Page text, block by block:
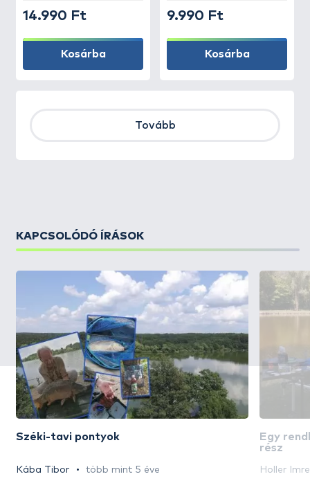
14.990 Ft
Kosárba
9.990 Ft
Kosárba
Tovább
KAPCSOLÓDÓ ÍRÁSOK
Széki-tavi pontyok
Kába Tibor több mint 5 éve
Egy
rész
Holler Imre